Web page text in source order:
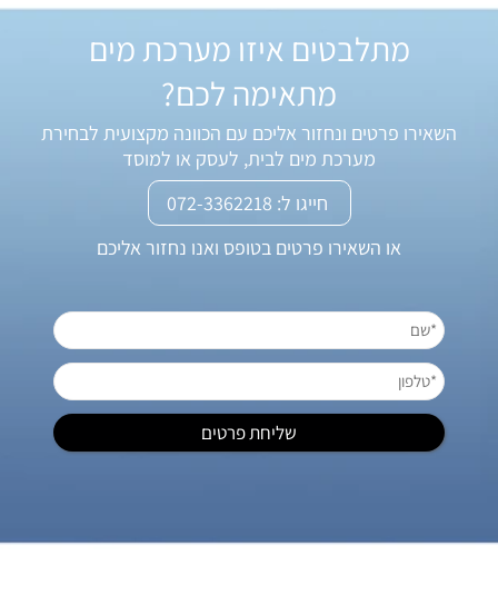
מתלבטים איזו מערכת מים
מתאימה לכם?
השאירו פרטים ונחזור אליכם עם הכוונה מקצועית לבחירת
מערכת מים לבית, לעסק או למוסד
חייגו ל: 072-3362218
או השאירו פרטים בטופס ואנו נחזור אליכם